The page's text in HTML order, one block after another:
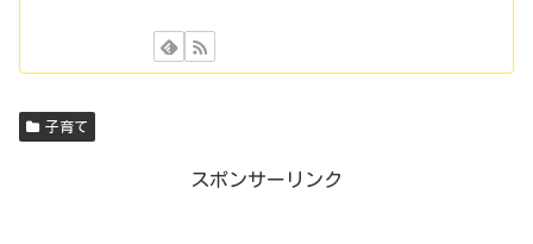
子育て
スポンサーリンク